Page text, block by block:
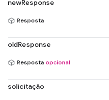
newResponse
Resposta
oldResponse
Resposta opcional
solicitação